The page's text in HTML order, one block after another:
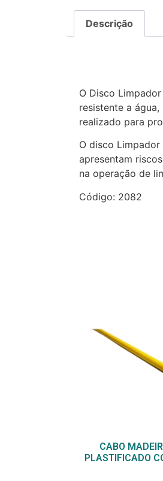
Descrição
O Disco
resistente a
realizado para
O disco
apresentam
na operação de
Código: 2082
CABO
PLASTIFICADO